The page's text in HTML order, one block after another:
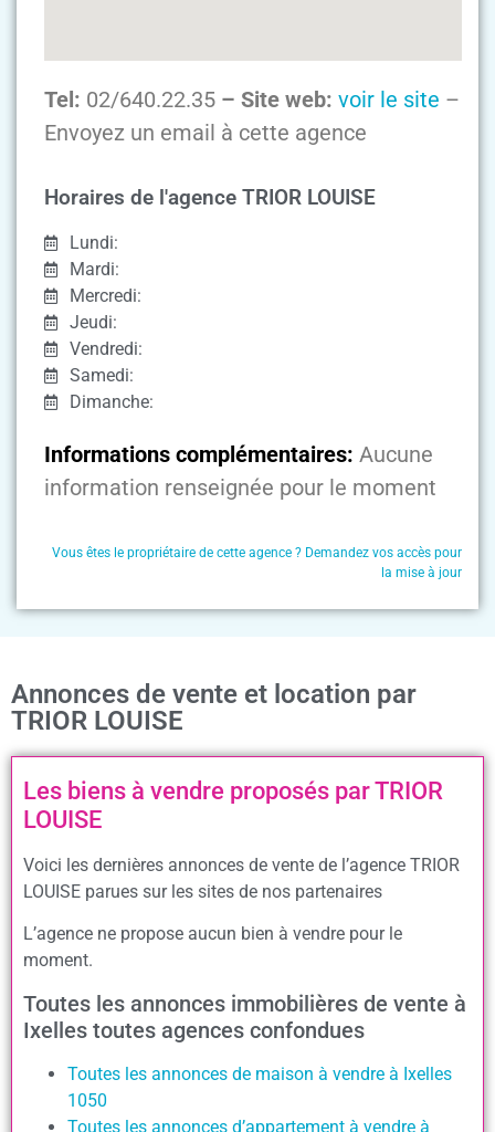
Tel: 02/640.22.35 – Site web: voir le site –
Envoyez un email à cette agence
Horaires de l'agence TRIOR LOUISE
Lundi:
Mardi:
Mercredi:
Jeudi:
Vendredi:
Samedi:
Dimanche:
Informations complémentaires: Aucune
information renseignée pour le moment
Vous êtes le propriétaire de cette agence ? Demandez vos accès pour
la mise à jour
Annonces de vente et location par
TRIOR LOUISE
Les biens à vendre proposés par TRIOR
LOUISE
Voici les dernières annonces de vente de l’agence TRIOR
LOUISE parues sur les sites de nos partenaires
L’agence ne propose aucun bien à vendre pour le
moment.
Toutes les annonces immobilières de vente à
Ixelles toutes agences confondues
Toutes les annonces de maison à vendre à Ixelles
1050
Toutes les annonces d’appartement à vendre à